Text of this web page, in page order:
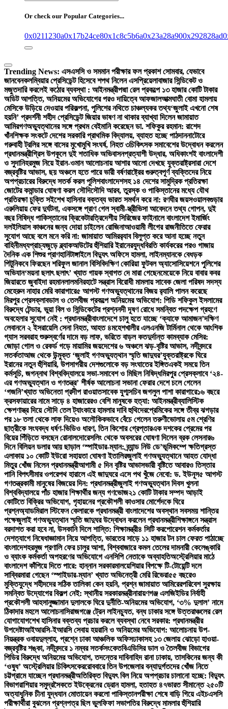
for:
Or check our Popular Categories...
0x0211230a0x17b24ce80x1c8c5b6a0x23a28a900x292828ad
Trending News: এসএসসি ও সমমান পরীক্ষার ফল প্রকাশ সোমবার, যেভাবে
জানবেনকলম্বিয়ার প্রেসিডেন্ট হিসেবে শপথ নিলেন এসপ্রিয়েলাবাজার সিন্ডিকেট ও
মজুতদারি করলেই কঠোর ব্যবস্থা : আইনমন্ত্রীপদ্মা রেল প্রকল্পে ১৩ হাজার কোটি টাকার
অডিট আপত্তি, অনিয়মের অভিযোগের পরও দায়িত্বে আফজালআত্মঘাতী বোমা হামলায়
মেসিকে উড়িয়ে দেওয়ার পরিকল্পনা, পুলিশের নথিতে চাঞ্চল্যকর তথ্য‘জুলাই এখনো শেষ
হয়নি’ প্রদর্শনী শহীদ প্রেসিডেন্ট জিয়ার ভাষণ না থাকার ব্যাখ্যা দিলেন জামায়াত
আমিরগণঅভ্যুত্থানের সঙ্গে প্রথম বেইমানি করেছেন ডা. শফিকুর রহমান: রাশেদ
খাঁনশিক্ষক সংকটে দেশের সরকারি প্রাথমিক বিদ্যালয়, ব্যাহত হচ্ছে পাঠদাননাটোরে
গরুবাহী ট্রলির সঙ্গে বাসের মুখোমুখি সংঘর্ষ, নিহত ৩চিকিৎসক সমাবেশের উদ্বোধন করলেন
প্রধানমন্ত্রীগ্রিস উপকূলে দুই শতাধিক অভিবাসনপ্রত্যাশী উদ্ধার, অধিকাংশই বাংলাদেশী
ও সুদানিহরমুজ নিয়ে ইরান-ওমান আলোচনায় আশার আলো দেখছে যুক্তরাষ্ট্রসারা দেশে
বজ্রবৃষ্টির আভাস, ছয় অঞ্চলে হতে পারে ভারী বর্ষণরাষ্ট্রের গুরুত্বপূর্ণ ব্যক্তিদের নিয়ে
অপপ্রচারের বিরুদ্ধে সতর্ক করল পুলিশবাংলাদেশসহ ১৪ দেশের সামুদ্রিক প্রতিরক্ষা
জোটের কমান্ডার ঘোষণা করল সৌদিসৌদি আরব, তুরস্ক ও পাকিস্তানের মধ্যে যৌথ
প্রতিরক্ষা চুক্তি সইশেখ হাসিনার বক্তব্য ভারত সমর্থন করে না: রণধীর জয়সওয়ালবগুড়ার
এরুলিয়ায় ফের দুর্ঘটনা, একসঙ্গে প্রাণ গেল স্বামী-স্ত্রীভিসা আবেদনে তথ্য গোপন, দুই
বছর নিষিদ্ধ পাকিস্তানের ক্রিকেটারত্রিদেশীয় সিরিজের ফাইনালে বাংলাদেশ ইমার্জিং
দলইলিয়াস কাঞ্চনের জন্য দোয়া চাইলেন রোজিনাআওয়ামী লীগের রাজনীতিতে ফেরার
সুযোগ আছে বলে মনে করি না: জামায়াত আমিরর‍্যাব বিলুপ্ত করে আনা হচ্ছে নতুন
বাহিনীমধ্যপ্রাচ্যজুড়ে ব্ল্যাকআউটের হুঁশিয়ারি ইরানেরযুদ্ধবিরতি কার্যকরের পরও গাজায়
দৈনিক এক শিশুর প্রাণহানিটাঙ্গাইলে বিদ্যুৎ অফিসে হামলা, লাইনম্যানকে বেধড়ক
পিটুনিকবে ফিরছেন শরিফুল জানাল বিসিবিদক্ষিণ কোরিয়া ফুটবল অ্যাসোসিয়েশনে পুলিশের
অভিযান‘ময়না ছলাৎ ছলাৎ’ খ্যাত গায়ক স্বাগত দে মারা গেছেনমেয়েকে নিয়ে বাবার কবর
জিয়ারতে জুবাইদা রহমানলালমনিরহাটে সন্ত্রাস বিরোধী মামলায় সাবেক জেলা পরিষদ সদস্য
মেহেরুন নাহার মেরি কারাগারে৫ আগস্ট গণঅভ্যুত্থানের বিজয় র‍্যালি পালন করেছে
মিরপুর প্রেসক্লাবডাল ও তেলবীজ প্রকল্পে অনিয়মের অভিযোগ: পিডি শফিকুল ইসলামের
বিরুদ্ধে টেন্ডার, ভুয়া বিল ও সিন্ডিকেটের প্রশ্ননদী দূষণ রোধে সমন্বিত পদক্ষেপ গ্রহণে
অবহেলার সুযোগ নেই : প্রধানমন্ত্রীবাংলাদেশে চালু হতে যাচ্ছে ‘ক্যাফে আমাজন’দক্ষিণ
লেবাননে ২ ইসরায়েলি সেনা নিহত, আহত ৪মহেশখালীর এলএনজি টার্মিনাল থেকে আংশিক
গ্যাস সরবরাহ শুরুস্বর্ণের দামে বড় লাফ, ভরিতে বাড়ল কতদুর্দান্ত কামব্যাক মেসির:
জোড়া গোল ও রেকর্ড গড়ে মায়ামির জয়দেশের ৬ অঞ্চলে ঝড়-বৃষ্টির আভাস, নদীবন্দরে
সতর্কতাআজ থেকে উন্মুক্ত ‘জুলাই গণঅভ্যুত্থান স্মৃতি জাদুঘর’যুক্তরাষ্ট্রকে ঘিরে
ইরানের নতুন হুঁশিয়ারি, উপসাগরীয় দেশগুলোকে বড় সংঘাতের ইঙ্গিতএকই সময়ে তিন
কর্মসূচি, জগন্নাথ বিশ্ববিদ্যালয়ে সভা-সমাবেশ ও মিছিল নিষিদ্ধমিরপুর প্রেসক্লাবে ‘২৪-
এর গণঅভ্যুত্থান ও গণতন্ত্র’ শীর্ষক আলোচনা সভানা ফেরার দেশে চলে গেলেন
‘গজনি’খ্যাত অভিনেতা প্রদীপ রাওয়াতসাবেক যুগ্মসচিব জগলুল পাশা কারাগারে১৬ বছরে
ক্রসফায়ারের নামে সাড়ে ৪ হাজারেরও বেশি মানুষকে হত্যা: আইনমন্ত্রীব্যালিস্টিক
ক্ষেপণাস্ত্র দিয়ে সৌদি তেল ট্যাংকারে হামলার দাবি হুথিদেরপ্রেমিকের সঙ্গে তীব্র ঝগড়ার
পর ১৮ তলা থেকে লাফ দিয়েও অলৌকিকভাবে বেঁচে গেলেন তরুণীভোলায় ৫ম শ্রেণির
ছাত্রীকে সংঘবদ্ধ ধর্ষণ-ভিডিও ধারণ, তিন কিশোর গ্রেপ্তারএক দশকের প্রেমের পর
বিয়ের পিঁড়িতে বসছেন রোনালদোরেসলিং থেকে অবসরের ঘোষণা দিলেন ব্রক লেসনার৬
দিনে বিলিয়ন ডলার আয় ছাড়াল ‘স্পাইডার-ম্যান: ব্র্যান্ড নিউ ডে’ভূমিকম্পে ক্ষতিগ্রস্ত
এলাকায় ১০ কোটি ইউরো সহায়তা ঘোষণা ইতালিরজুলাই গণঅভ্যুত্থানে আহত যোদ্ধা
মিতুর খোঁজ নিলেন প্রধানমন্ত্রীআগামী ৫ দিন বৃষ্টির আভাসভারী বৃষ্টিতে আবারও তিস্তার
পানি বিপৎসীমার ওপরেপথ হারালে এই জাদুঘরে এসে পথ খুঁজে নেবো: ড. ইউনূস৫ আগস্ট
গণতন্ত্রকামী মানুষের বিজয়ের দিন: প্রধানমন্ত্রীজুলাই গণঅভ্যুত্থান দিবস খুলনা
বিশ্ববিদ্যালয়ে পাঁচ হাজার শিক্ষার্থীর জন্য গণভোজ২১ কোটি টাকার সম্পদ আড়াই
কোটিতে বিক্রির অভিযোগ, গৃহায়নের প্রকৌশলী কাওসার মোর্শেদকে ঘিরে
প্রশ্নঅ্যাডমিরাল স্টিফেন কেলারকে প্রধানমন্ত্রী বাংলাদেশের অবস্থান সবসময় শান্তির
পক্ষেজুলাই গণঅভ্যুত্থান স্মৃতি জাদুঘর উদ্বোধন করলেন প্রধানমন্ত্রীশিক্ষাঙ্গনে সন্ত্রাস
বরদাশত করা হবে না, উসকানি দিলে শাস্তি: শিক্ষামন্ত্রী৪ সিটি করপোরেশন কর্মকর্তার
দেশত্যাগে নিষেধাজ্ঞামান নিয়ে আপত্তি, ভারতের সাড়ে ১১ হাজার টন চাল ফেরত পাঠাচ্ছে
বাংলাদেশহরমুজ প্রণালি ফের চালুর আশা, বিশ্ববাজারে কমল তেলের দামনারী কেলেঙ্কারি
ও ব্যাংক কর্মকর্তা অপহরণের অভিযোগে এনসিপি নেতাকে অব্যাহতিঅস্ট্রেলিয়ার মাঠে
বাংলাদেশ কাঁপিয়ে দিতে পারে: হান্নান সরকারমালয়েশিয়ার বিপক্ষে টি-টোয়েন্টি দলে
সাব্বিরমারা গেছেন ‘স্পাইডার-ম্যান’ খ্যাত অভিনেত্রী মেরি রিভেরা৫৫ বছরেও
মুক্তিযুদ্ধে শহীদদের সঠিক তালিকা কেন হয়নি, প্রশ্ন জামায়াত আমিরেরপরিবেশ সুরক্ষায়
সমন্বিত উদ্যোগের বিকল্প নেই: স্থানীয় সরকারমন্ত্রীনারায়ণগঞ্জ এলজিইডির নির্বাহী
প্রকৌশলী আহসানুজ্জামান দুলালকে ঘিরে দুর্নীতি-অনিয়মের অভিযোগ, ‘৩% দুলাল’ নামে
ঠিকাদার মহলে আলোচনাসিরাজগঞ্জে ট্রেন লাইনচ্যুত, বন্ধ ঢাকার সঙ্গে উত্তরাঞ্চলের রেল
যোগাযোগশেখ হাসিনার বক্তব্য প্রচার করলে ব্যবস্থা নেবে সরকার: প্রধানমন্ত্রীর
উপদেষ্টাআইআরসি-ইআরসি সেবায় হয়রানি ও অনিয়মের অভিযোগ: আলোচনায় উপ-
নিয়ন্ত্রক ওবায়দুল্লাহ, প্রশ্নে ঢাকা আঞ্চলিক অফিসঢাকাসহ ১৩ জেলায় ঝোড়ো হাওয়া-
বজ্রবৃষ্টির শঙ্কা, নদীবন্দরে ১ নম্বর সতর্কসংকেতবিএডিসির ডাল ও তৈলবীজ বিভাগের
পিডির বিরুদ্ধে অনিয়মের অভিযোগ, তদন্তের দাবিনাহিদ রানা ঢাকায়, তাসকিনের জন্য কী
‘ওষুধ’ অস্ট্রেলিয়ার চিকিৎসকেররোববারে তিন উপজেলার বন্যাদুর্গতদের খোঁজ নিতে
চট্টগ্রামে যাচ্ছেন প্রধানমন্ত্রীঅতিরিক্ত বিদ্যুৎ বিল নিয়ে অপপ্রচার চালানো হচ্ছে: বিদ্যুৎ
বিভাগরাশিয়ার সমুদ্রসৈকতে ইউক্রেনের ড্রোন হামলা, হতাহত ৪৭ভারত সীমান্তে ২৫০টি
অত্যাধুনিক চীনা যুদ্ধযান মোতায়েন করলো পাকিস্তানপরীক্ষা শেষে বাড়ি গিয়ে এইচএসসি
পরীক্ষার্থীরা বুঝলেন প্রশ্নপত্র ছিল ভুলফিফা সভাপতির বিরুদ্ধে মামলার হুঁশিয়ারি